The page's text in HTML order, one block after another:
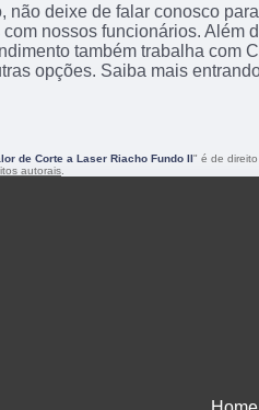
não deixe de falar conosco
nossos funcionários. Além
também trabalha com
opções. Saiba mais
de Corte a Laser Riacho Fundo II" é de
autorais